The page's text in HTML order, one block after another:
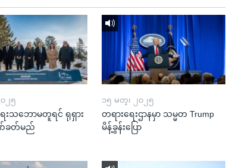
၂၅
းသဘောမတူရင် ရုရှား
ခတ်မည်
၁၅ မတ္၊ ၂၀၂၅
တရားရေးဌာနမှာ သမ္မတ Trump
မိန့်ခွန်းပြော